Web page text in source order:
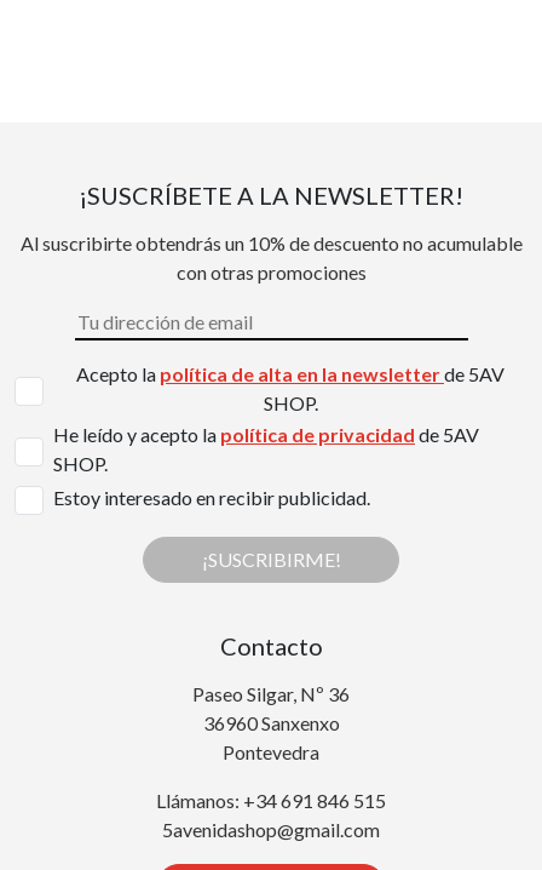
¡SUSCRÍBETE A LA NEWSLETTER!
Al suscribirte obtendrás un 10% de descuento no acumulable
con otras promociones
Acepto la política de alta en la newsletterde 5AV
SHOP.
He leído y acepto la política de privacidad de 5AV
SHOP.
Estoy interesado en recibir publicidad.
¡SUSCRIBIRME!
Contacto
Paseo Silgar, Nº 36
36960 Sanxenxo
Pontevedra
Llámanos: +34 691 846 515
5avenidashop@gmail.com